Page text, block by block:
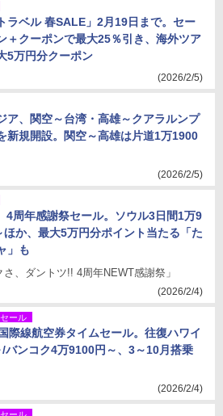
ラベル 春SALE」2月19日まで。セー
＋クーポンで最大25％引き、海外ツア
5万円分クーポン
(2026/2/5)
ア、関空～台湾・高雄～クアラルンプ
新規開設。関空～高雄は片道1万1900
(2026/2/5)
4周年感謝祭セール。ソウル3日間1万9
ほか、最大5万円分ポイント当たる「た
」も
さ、ダントツ!! 4周年NEWT感謝祭」
(2026/2/4)
セール
際線航空券タイムセール。往復ハワイ
バンコク4万9100円～、3～10月搭乗
(2026/2/4)